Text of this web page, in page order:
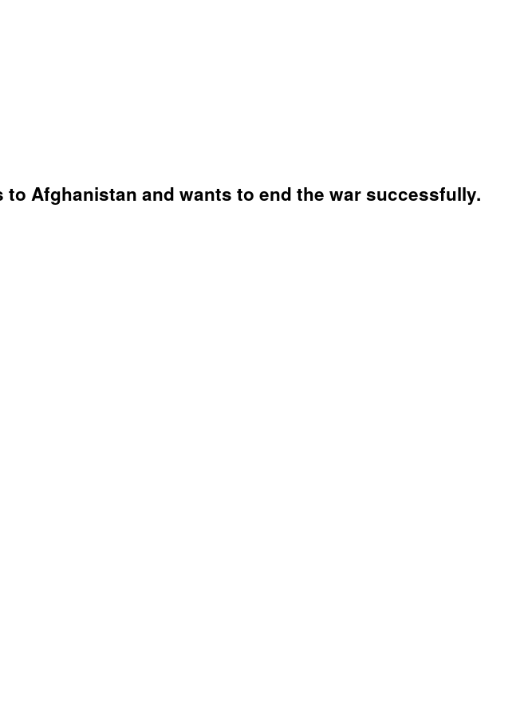
to Afghanistan and wants to end the war successfully.